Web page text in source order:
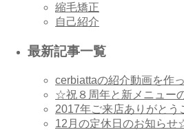
縮毛矯正
自己紹介
最新記事一覧
cerbiattaの紹介動画を作
☆祝８周年と新メニュー
2017年ご来店ありがと
12月の定休日のお知らせ